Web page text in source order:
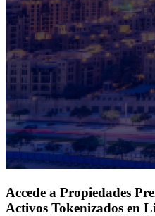
Accede a Propiedades
Activos Tokenizados en